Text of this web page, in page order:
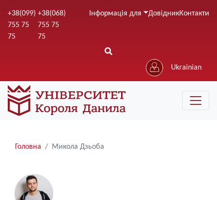
до
+38(099)
755 75
75
+38(068)
755 75
75
Інформація для ДовідникКонтакти
Ukrainian
Рядки
Головна Микола Дзьоба